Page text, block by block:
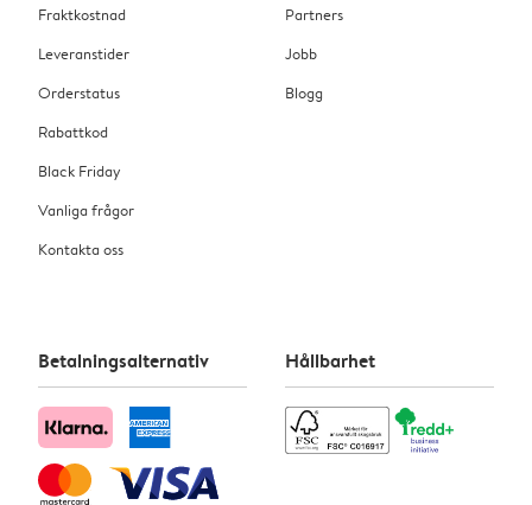
Fraktkostnad
Leveranstider
Orderstatus
Rabattkod
Black Friday
Vanliga frågor
Kontakta oss
Partners
Jobb
Blogg
Betalningsalternativ Hållbarhet